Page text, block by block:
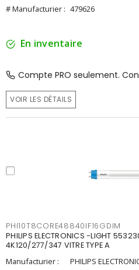
# Manufacturier : 479626
En inventaire
Compte PRO seulement.
VOIR LES DÉTAILS
PHI10T8CORE48840IF16GDIM
PHILIPS ELECTRONICS -LIGHT
4K120/277/347 VITRE TYPE A
Manufacturier :
PHILIPS